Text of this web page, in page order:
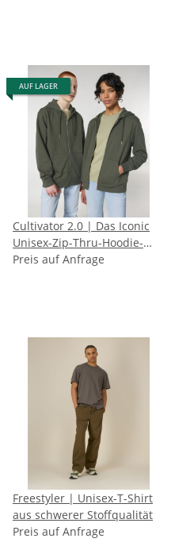
AUF LAGER
Cultivator 2.0 | Das Iconic
Unisex-Zip-Thru-Hoodie-
Sweatshirt
Preis auf Anfrage
Freestyler | Unisex-T-Shirt
aus schwerer Stoffqualität
Preis auf Anfrage